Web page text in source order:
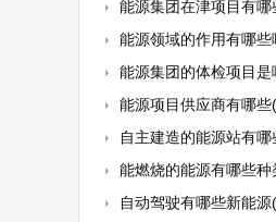
能源集团在津项目有
能源领域的作用有哪
能源集团的体检项目
能源项目供应商有哪
自主建造的能源站有
能燃烧的能源有哪些种
自动驾驶有哪些新能